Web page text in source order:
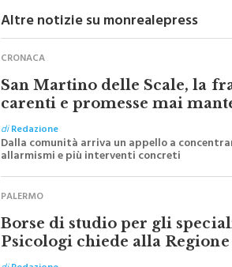
Altre notizie su monrealepress
San Martino delle Scale, la
carenti e promesse mai
diRedazione
Dalla comunità arriva un appello a
allarmismi e più interventi concreti
Borse di studio per gli
Psicologi chiede alla